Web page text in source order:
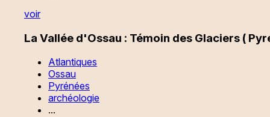
voir
La Vallée d'Ossau : Témoin des Glaciers (
Atlantiques
Ossau
Pyrénées
archéologie
...